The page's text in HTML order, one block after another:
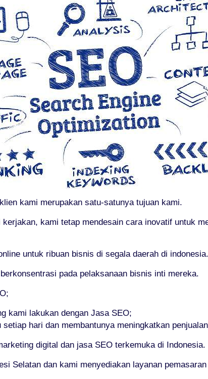
kami merupakan satu-satunya tujuan kami.
kami tetap mendesain cara inovatif untuk
untuk ribuan bisnis di segala daerah di indonesia.
pada pelaksanaan bisnis inti mereka.
kami lakukan dengan Jasa SEO;
hari dan membantunya meningkatkan
digital dan jasa SEO terkemuka di Indonesia.
Selatan dan kami menyediakan layanan